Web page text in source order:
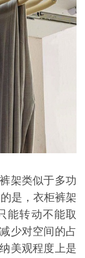
架类似于多功
是，衣柜裤架
能转动不能取
少对空间的占
美观程度上是